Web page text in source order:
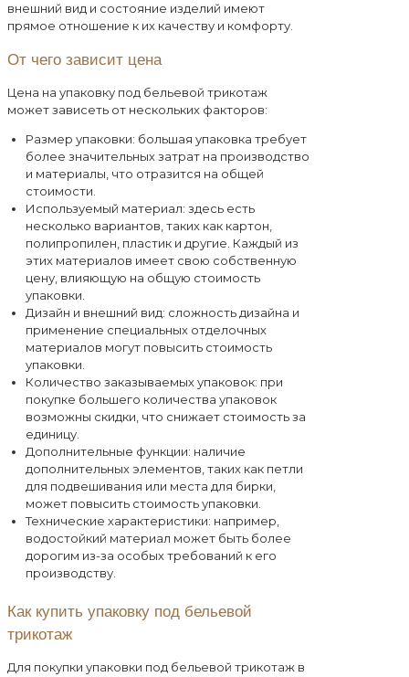
внешний вид и состояние изделий имеют
прямое отношение к их качеству и комфорту.
От чего зависит цена
Цена на упаковку под бельевой трикотаж
может зависеть от нескольких факторов:
Размер упаковки: большая упаковка требует
более значительных затрат на производство
и материалы, что отразится на общей
стоимости.
Используемый материал: здесь есть
несколько вариантов, таких как картон,
полипропилен, пластик и другие. Каждый из
этих материалов имеет свою собственную
цену, влияющую на общую стоимость
упаковки.
Дизайн и внешний вид: сложность дизайна и
применение специальных отделочных
материалов могут повысить стоимость
упаковки.
Количество заказываемых упаковок: при
покупке большего количества упаковок
возможны скидки, что снижает стоимость за
единицу.
Дополнительные функции: наличие
дополнительных элементов, таких как петли
для подвешивания или места для бирки,
может повысить стоимость упаковки.
Технические характеристики: например,
водостойкий материал может быть более
дорогим из-за особых требований к его
производству.
Как купить упаковку под бельевой
трикотаж
Для покупки упаковки под бельевой трикотаж в